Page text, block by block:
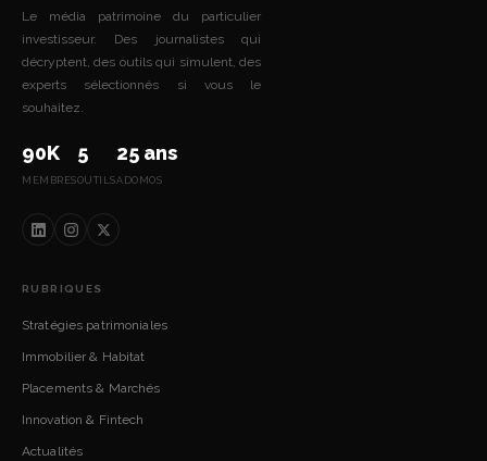
Le média patrimoine du particulier
investisseur. Des journalistes qui
décryptent, des outils qui simulent, des
experts sélectionnés si vous le
souhaitez.
90K
MEMBRES
5
OUTILS
25 ans
ADOMOS
RUBRIQUES
Stratégies patrimoniales
Immobilier & Habitat
Placements & Marchés
Innovation & Fintech
Actualités